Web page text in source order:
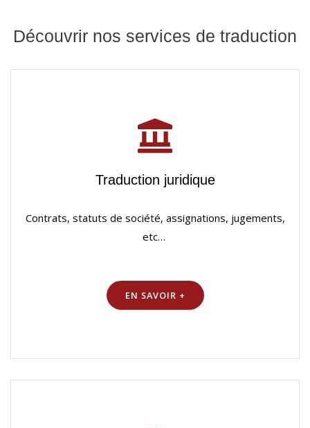
Découvrir nos services de traduction
Traduction juridique
Contrats, statuts de société, assignations, jugements,
etc…
EN SAVOIR +